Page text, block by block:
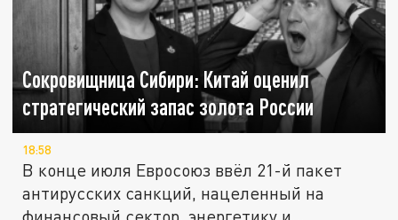
Сокровищница Сибири: Китай оценил
стратегический запас золота России
18:58
В конце июля Евросоюз ввёл 21-й пакет
антирусских санкций, нацеленный на